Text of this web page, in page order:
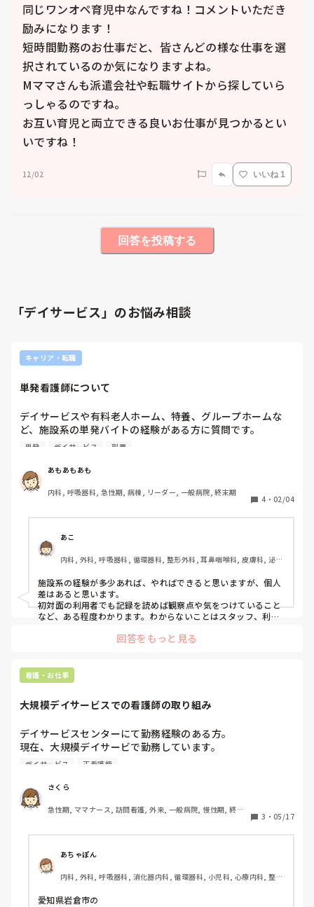
同じワンオペ育児中なんですね！コメントいただき
励みになります！
短時間勤務のお仕事だと、皆さんどの様な仕事を選
択されているのか気になりますよね。
Mママさんも派遣会社や転職サイトから探していら
っしゃるのですね。
お互い育児と両立できる良いお仕事が見つかるとい
いですね！
12/02 いいね 1
回答を投稿する
「デイサービス」のお悩み相談
キャリア・転職
単発看護師について
デイサービスや有料老人ホーム、特養、グループホームな
ど、施設系の単発バイトの経験がある方に質問です。
初めてで、看護師が自分1人だけの場合も、家族対応など看
事前のマニュアルを読んでその通りに動く感じですか？
初対面の利用者さんをどの様に観察して、どのような記録を
書いているのか気になります。
単発 デイサービス 副業
あもあもあも
内科, 呼吸器科, 急性期, 病棟, リーダー, 一般病院, 終末期
4 ・ 02/04
あこ
内科, 外科, 呼吸器科, 循環器科, 整形外科, 耳鼻咽喉科, 皮膚科, 泌尿
器外科, 派遣
施設系の経験が多少あれば、やればできると思いますが、個人
差はあると思います。
初対面の利用者でも記録を読めば観察点や気をつけていること
など、ある程度わかります。わからないことはスタッフ、利用
施設によってマニュアルの有無がありますので、臨機応変にや
と思いますよ。
回答をもっと見る
看護・お仕事
大規模デイサービスでの看護師の取り組み
デイサービスセンターにて勤務経験のある方。
現在、大規模デイサービで勤務しています。
他施設と差別化するための取り組みについて考えているとこ
看護面での、利用者の満足度向上、専門的、特化したセール
スポイント、取り組まれているものがあれば教えていただき
たいです。
デイサービス 正看護師
さくら
急性期, ママナース, 訪問看護, 外来, 一般病院, 慢性期, 終末
3 ・ 05/17
あちゃぽん
内科, 外科, 呼吸器科, 消化器内科, 循環器科, 小児科, 心療内科, 整形
合診療科, 救急科, 超急性期, ICU, CCU, HCU, その他の科, ママナー
愛知県岩倉市の